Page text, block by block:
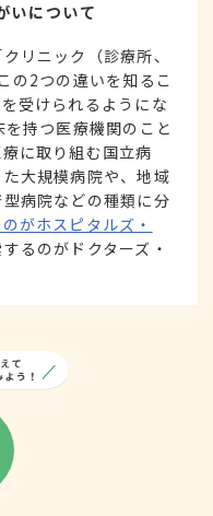
いについて
リニック（診療所、
の2つの違いを知るこ
受けられるようにな
持つ医療機関のこと
に取り組む国立病
大規模病院や、地域
病院などの種類に分
がホスピタルズ・
るのがドクターズ・